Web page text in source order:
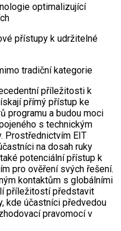
optimalizující
přístupy k udržitelné
tradiční kategorie
příležitosti k
přímý přístup ke
programu a budou moci
s technickým
Prostřednictvím EIT
na dosah ruky
potenciální přístup k
pro ověření svých řešení.
kontaktům s globálními
příležitostí představit
kde účastníci předvedou
pravomocí v